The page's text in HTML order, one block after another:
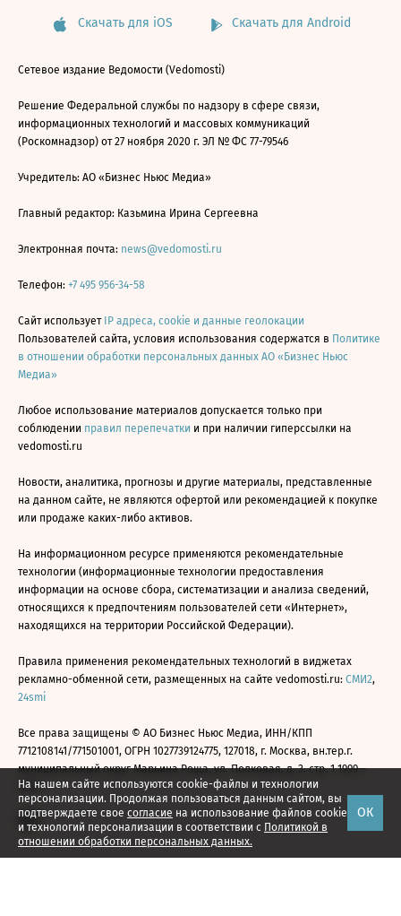
На нашем сайте используются cookie-файлы и технологии
персонализации. Продолжая пользоваться данным сайтом, вы
подтверждаете свое согласие на использование файлов cookie
и технологий персонализации в соответствии с Политикой в
отношении обработки персональных данных.
ОК
Скачать для iOS Скачать для Android
Сетевое издание Ведомости (Vedomosti)
Решение Федеральной службы по надзору в сфере связи,
информационных технологий и массовых коммуникаций
(Роскомнадзор) от 27 ноября 2020 г. ЭЛ № ФС 77-79546
Учредитель: АО «Бизнес Ньюс Медиа»
Главный редактор: Казьмина Ирина Сергеевна
Электронная почта: news@vedomosti.ru
Телефон: +7 495 956-34-58
Сайт использует IP адреса, cookie и данные геолокации
Пользователей сайта, условия использования содержатся в Политике
в отношении обработки персональных данных АО «Бизнес Ньюс
Медиа»
Любое использование материалов допускается только при
соблюдении правил перепечатки и при наличии гиперссылки на
vedomosti.ru
Новости, аналитика, прогнозы и другие материалы, представленные
на данном сайте, не являются офертой или рекомендацией к покупке
или продаже каких-либо активов.
На информационном ресурсе применяются рекомендательные
технологии (информационные технологии предоставления
информации на основе сбора, систематизации и анализа сведений,
относящихся к предпочтениям пользователей сети «Интернет»,
находящихся на территории Российской Федерации).
Правила применения рекомендательных технологий в виджетах
рекламно-обменной сети, размещенных на сайте vedomosti.ru: СМИ2,
24smi
Все права защищены © АО Бизнес Ньюс Медиа, ИНН/КПП
7712108141/771501001, ОГРН 1027739124775, 127018, г. Москва, вн.тер.г.
муниципальный округ Марьина Роща, ул. Полковая, д. 3, стр. 1 1999—
2026